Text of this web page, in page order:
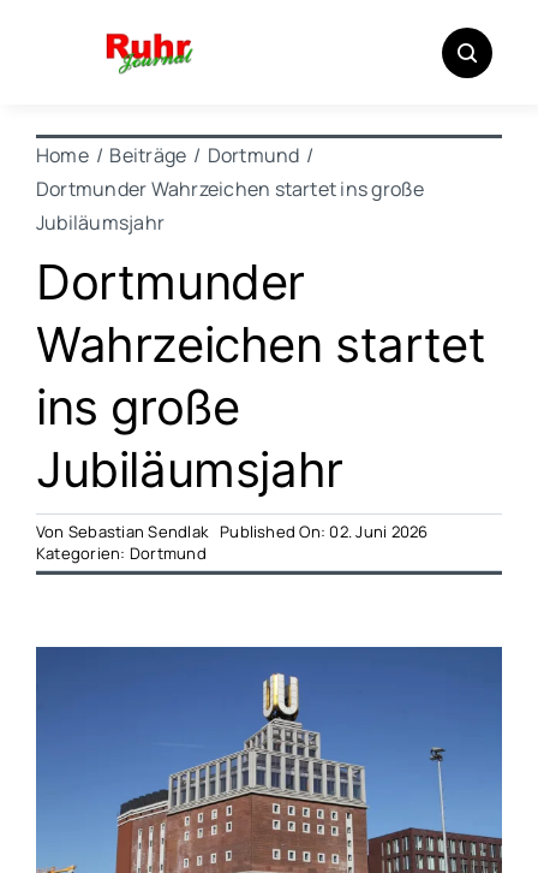
Home Beiträge
Dortmund
Dortmunder Wahrzeichen startet ins große
Jubiläumsjahr
Dortmunder
Wahrzeichen startet
ins große
Jubiläumsjahr
Von Sebastian Sendlak Published On: 02. Juni 2026
Kategorien: Dortmund